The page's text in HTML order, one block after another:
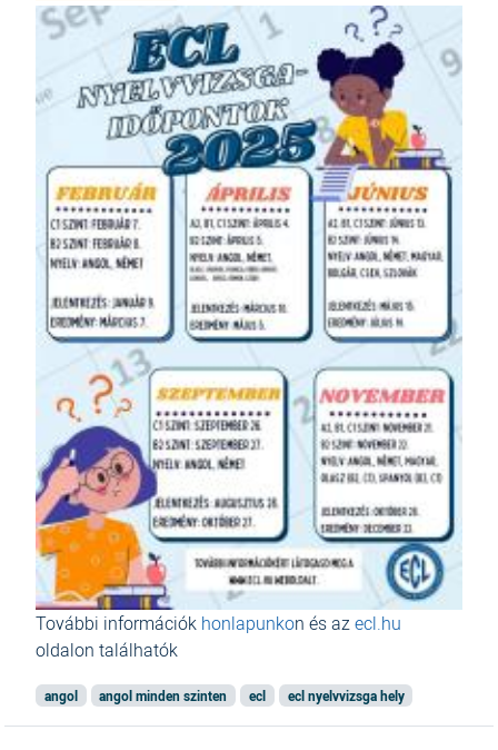
További információk honlapunkon és azecl.hu
oldalon találhatók
angol angol minden szinten ecl ecl nyelvvizsga hely